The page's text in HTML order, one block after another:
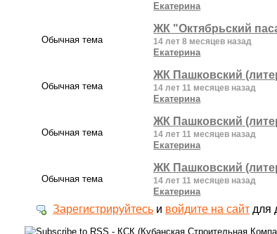
Екатерина
Обычная тема
ЖК "Октябрьский
14 лет 8 месяцев назад
Екатерина
Обычная тема
ЖК Пашковский
14 лет 11 месяцев назад
Екатерина
Обычная тема
ЖК Пашковский
14 лет 11 месяцев назад
Екатерина
Обычная тема
ЖК Пашковский
14 лет 11 месяцев назад
Екатерина
Зарегистрируйтесь и войдите на сайт для